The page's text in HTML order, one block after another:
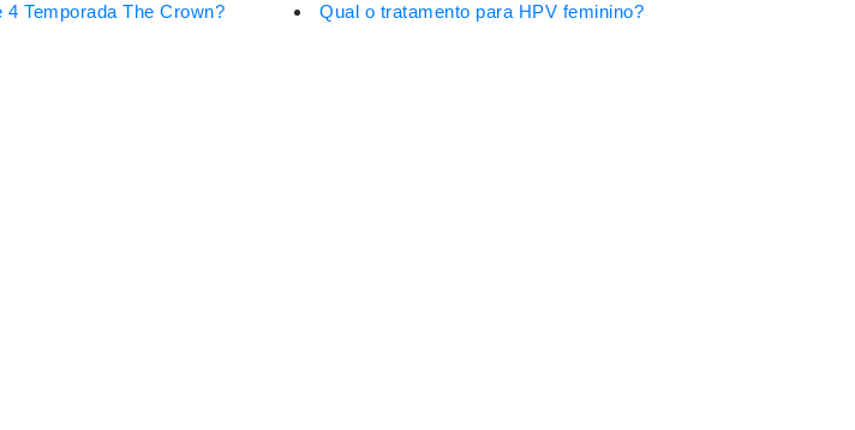
4 Temporada The Crown?
Qual o tratamento para HPV feminino?